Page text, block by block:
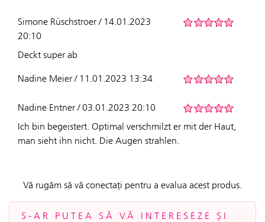
Simone Rüschstroer / 14.01.2023
20:10
Deckt super ab
Nadine Meier / 11.01.2023 13:34
Nadine Entner / 03.01.2023 20:10
Ich bin begeistert. Optimal verschmilzt er mit der Haut,
man sieht ihn nicht. Die Augen strahlen.
Vă rugăm să vă conectați pentru a evalua acest produs.
S-AR PUTEA SĂ VĂ INTERESEZE ȘI